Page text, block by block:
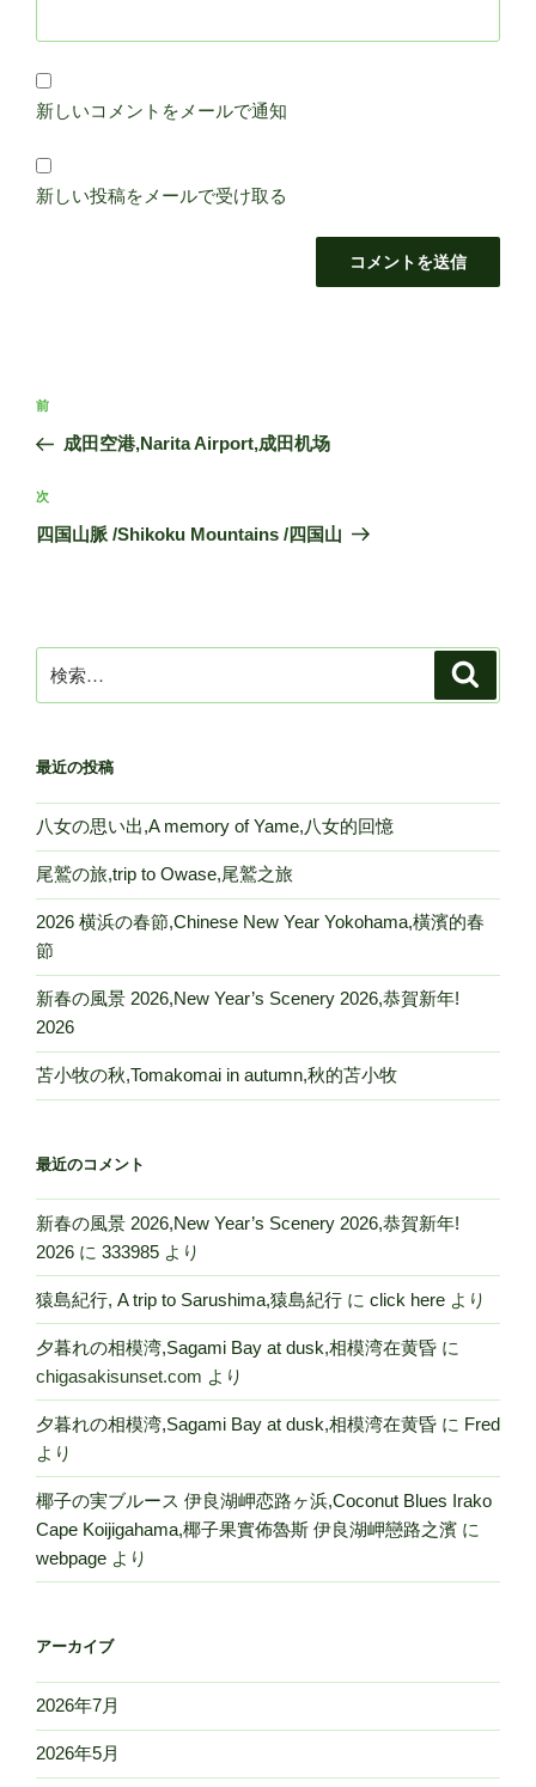
新しいコメントをメールで通知
新しい投稿をメールで受け取る
投
ナ
ビ
ゲ
ン
前
の
稿
前
成田空港,Narita Airport,成田机场
次
の
次
四国山脈 /Shikoku Mountains /四国山
索:
最近の投稿
八女の思い出,A memory of Yame,八女的回憶
尾鷲の旅,trip to Owase,尾鷲之旅
2026 横浜の春節,Chinese New Year Yokohama,橫濱的春
節
新春の風景 2026,New Year’s Scenery 2026,恭賀新年!
2026
苫小牧の秋,Tomakomai in autumn,秋的苫小牧
最近のコメント
新春の風景 2026,New Year’s Scenery 2026,恭賀新年!
2026 に 333985 より
猿島紀行, A trip to Sarushima,猿島紀行 に click here より
夕暮れの相模湾,Sagami Bay at dusk,相模湾在黄昏 に
chigasakisunset.com より
夕暮れの相模湾,Sagami Bay at dusk,相模湾在黄昏 に Fred
より
椰子の実ブルース 伊良湖岬恋路ヶ浜,Coconut Blues Irako
Cape Koijigahama,椰子果實佈魯斯 伊良湖岬戀路之濱 に
webpage より
アーカイブ
2026年7月
2026年5月